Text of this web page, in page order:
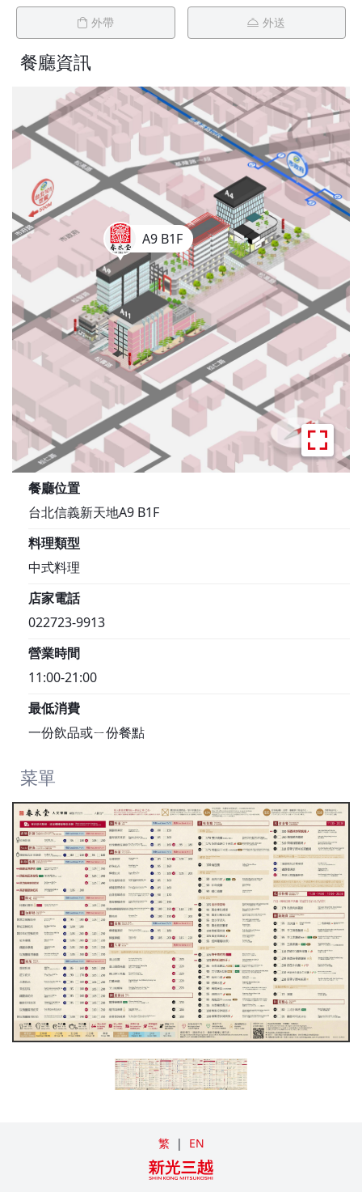
外帶 外送
餐廳資訊
A9 B1F
餐廳位置
台北信義新天地A9 B1F
料理類型
中式料理
店家電話
022723-9913
營業時間
11:00-21:00
最低消費
一份飲品或ㄧ份餐點
菜單
繁 | EN